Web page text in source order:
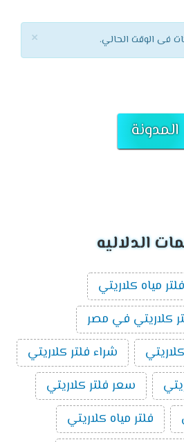
× فى الوقت الحالي.
المدونة
الدلاليه
مياه كلاريتي
كلاريتي في مصر
شراء فلتر كلاريتي
سعر فلتر كلاريتي
فلتر مياه كلاريتي